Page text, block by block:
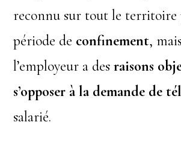
reconnu sur tout le territoire
période de confinement,
l’employeur a desraisons
s’opposer à la demande de
salarié.